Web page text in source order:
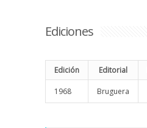
Ediciones
Edición Editorial
1968 Bruguera